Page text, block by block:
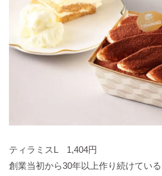
ティラミスL 1,404円
創業当初から30年以上作り続けてい